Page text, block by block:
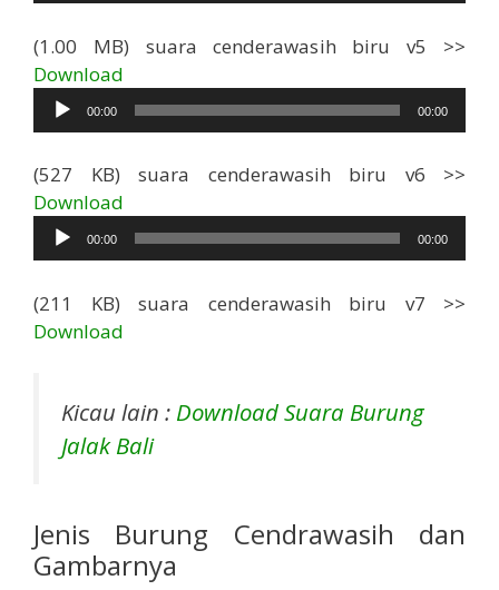
(1.00 MB) suara cenderawasih biru v5 >>
Download
Audio
00:00 00:00
(527 KB) suara cenderawasih biru v6 >>
Download
Audio
00:00 00:00
(211 KB) suara cenderawasih biru v7 >>
Download
Kicau lain : Download Suara Burung
Jalak Bali
Jenis Burung Cendrawasih dan
Gambarnya